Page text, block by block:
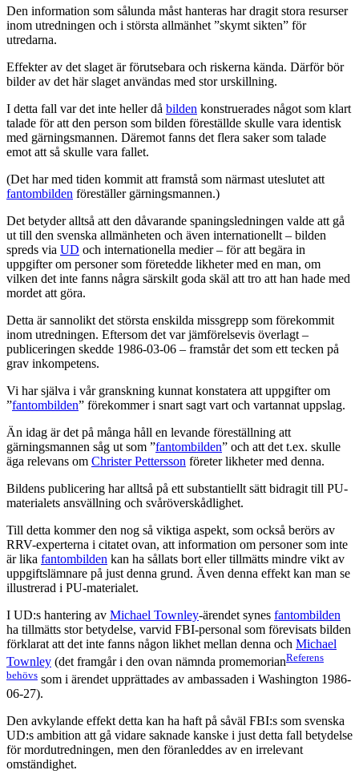
Den information som sålunda måst hanteras har dragit stora resurser
inom utredningen och i största allmänhet ”skymt sikten” för
utredarna.
Effekter av det slaget är förutsebara och riskerna kända. Därför bör
bilder av det här slaget användas med stor urskillning.
I detta fall var det inte heller då bilden konstruerades något som klart
talade för att den person som bilden föreställde skulle vara identisk
med gärningsmannen. Däremot fanns det flera saker som talade
emot att så skulle vara fallet.
(Det har med tiden kommit att framstå som närmast uteslutet att
fantombilden föreställer gärningsmannen.)
Det betyder alltså att den dåvarande spaningsledningen valde att gå
ut till den svenska allmänheten och även internationellt – bilden
spreds via UD och internationella medier – för att begära in
uppgifter om personer som företedde likheter med en man, om
vilken det inte fanns några särskilt goda skäl att tro att han hade med
mordet att göra.
Detta är sannolikt det största enskilda missgrepp som förekommit
inom utredningen. Eftersom det var jämförelsevis överlagt –
publiceringen skedde 1986-03-06 – framstår det som ett tecken på
grav inkompetens.
Vi har själva i vår granskning kunnat konstatera att uppgifter om
”fantombilden” förekommer i snart sagt vart och vartannat uppslag.
Än idag är det på många håll en levande föreställning att
gärningsmannen såg ut som ”fantombilden” och att det t.ex. skulle
äga relevans om Christer Pettersson företer likheter med denna.
Bildens publicering har alltså på ett substantiellt sätt bidragit till PU-
materialets ansvällning och svåröverskådlighet.
Till detta kommer den nog så viktiga aspekt, som också berörs av
RRV-experterna i citatet ovan, att information om personer som inte
är lika fantombilden kan ha sållats bort eller tillmätts mindre vikt av
uppgiftslämnare på just denna grund. Även denna effekt kan man se
illustrerad i PU-materialet.
I UD:s hantering av Michael Townley-ärendet synes fantombilden
ha tillmätts stor betydelse, varvid FBI-personal som förevisats bilden
förklarat att det inte fanns någon likhet mellan denna och Michael
Townley (det framgår i den ovan nämnda promemorianReferens
behövs som i ärendet upprättades av ambassaden i Washington 1986-
06-27).
Den avkylande effekt detta kan ha haft på såväl FBI:s som svenska
UD:s ambition att gå vidare saknade kanske i just detta fall betydelse
för mordutredningen, men den föranleddes av en irrelevant
omständighet.